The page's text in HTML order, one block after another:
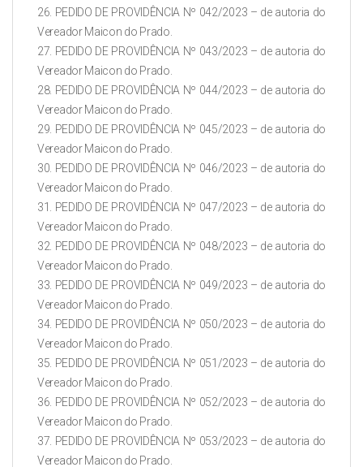
26. PEDIDO DE PROVIDÊNCIA Nº 042/2023 – de autoria do
Vereador Maicon do Prado.
27. PEDIDO DE PROVIDÊNCIA Nº 043/2023 – de autoria do
Vereador Maicon do Prado.
28. PEDIDO DE PROVIDÊNCIA Nº 044/2023 – de autoria do
Vereador Maicon do Prado.
29. PEDIDO DE PROVIDÊNCIA Nº 045/2023 – de autoria do
Vereador Maicon do Prado.
30. PEDIDO DE PROVIDÊNCIA Nº 046/2023 – de autoria do
Vereador Maicon do Prado.
31. PEDIDO DE PROVIDÊNCIA Nº 047/2023 – de autoria do
Vereador Maicon do Prado.
32. PEDIDO DE PROVIDÊNCIA Nº 048/2023 – de autoria do
Vereador Maicon do Prado.
33. PEDIDO DE PROVIDÊNCIA Nº 049/2023 – de autoria do
Vereador Maicon do Prado.
34. PEDIDO DE PROVIDÊNCIA Nº 050/2023 – de autoria do
Vereador Maicon do Prado.
35. PEDIDO DE PROVIDÊNCIA Nº 051/2023 – de autoria do
Vereador Maicon do Prado.
36. PEDIDO DE PROVIDÊNCIA Nº 052/2023 – de autoria do
Vereador Maicon do Prado.
37. PEDIDO DE PROVIDÊNCIA Nº 053/2023 – de autoria do
Vereador Maicon do Prado.